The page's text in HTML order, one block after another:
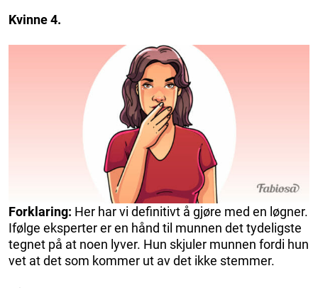
Kvinne 4.
Forklaring: Her har vi definitivt å gjøre med en løgner.
Ifølge eksperter er en hånd til munnen det tydeligste
tegnet på at noen lyver. Hun skjuler munnen fordi hun
vet at det som kommer ut av det ikke stemmer.